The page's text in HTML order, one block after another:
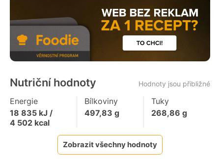
Nutriční hodnoty Hodnoty jsou přibližné
Energie
18 835 kJ /
4 502 kcal
Bílkoviny
497,83 g
Tuky
268,86 g
Zobrazit všechny hodnoty